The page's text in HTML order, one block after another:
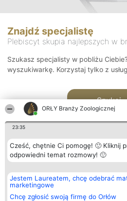
ORŁY Branży Zoologicznej
23:35
Cześć, chętnie Ci pomogę! 🙂 Kliknij
odpowiedni temat rozmowy! 🙂
Jestem Laureatem, chcę odebrać
marketingowe
Chcę zgłosić swoją firmę do Orłów
Znajdź specjalistę
Plebiscyt skupia najlepszych w
Szukasz specjalisty w pobliżu
wyszukiwarkę. Korzystaj tylko z
Szukaj
Organizator plebiscytu
Bright Side Solutions sp. z o.
o. sp. k.
ul. Ruska 22
Plebiscyt
Laureaci
wszystkich